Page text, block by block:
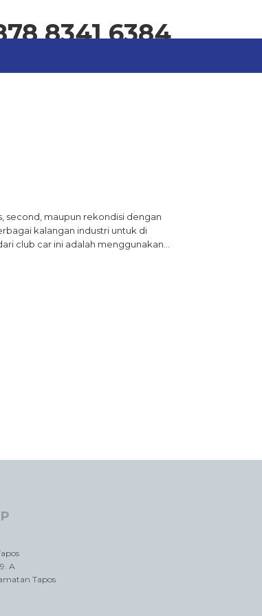
8341 6384
second, maupun rekondisi dengan
kalangan industri untuk di
club car ini adalah menggunakan…
A
Tapos